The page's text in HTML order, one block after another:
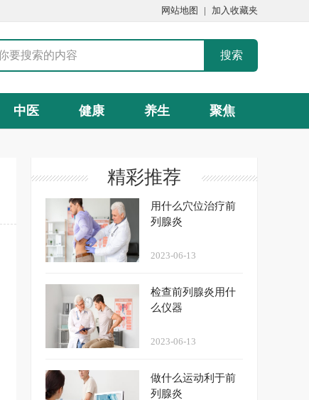
网站地图 | 加入收藏夹
中医 健康 养生 聚焦
精彩推荐
用什么穴位治疗前
列腺炎
2023-06-13
检查前列腺炎用什
么仪器
2023-06-13
做什么运动利于前
列腺炎